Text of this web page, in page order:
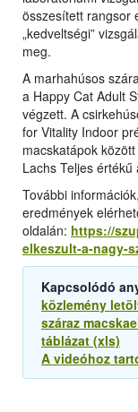
összesített rangsor
„kedveltségi”
meg.
A marhahúsos
a Happy Cat Adult
végzett. A
for Vitality Indoor
macskatápok
Lachs Teljes
További
eredmények
oldalán: https://
elkeszult-a-nagy-
Kapcsolódó
közlemény
száraz
táblázat (xls)
A videóhoz